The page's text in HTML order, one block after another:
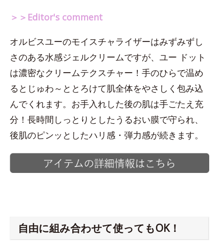
＞＞Editor's comment
オルビスユーのモイスチャライザーはみずみずし
さのある水感ジェルクリームですが、ユー ドット
は濃密なクリームテクスチャー！手のひらで温め
るとじゅわ～ととろけて肌全体をやさしく包み込
んでくれます。お手入れした後の肌は手ごたえ充
分！長時間しっとりとしたうるおい膜で守られ、
後肌のピンッとしたハリ感・弾力感が続きます。
自由に組み合わせて使ってもOK！